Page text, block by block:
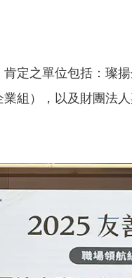
定之單位包括：璨
組），以及財團法